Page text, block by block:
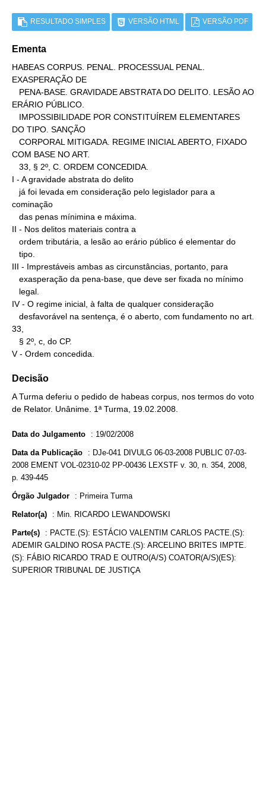
RESULTADO SIMPLES VERSÃO HTML VERSÃO PDF
Ementa
HABEAS CORPUS. PENAL. PROCESSUAL PENAL.
EXASPERAÇÃO DE
ERÁRIO PÚBLICO.
DO TIPO. SANÇÃO
COM BASE NO ART.
I - A gravidade abstrata do delito
cominação
II - Nos delitos materiais contra a
III - Imprestáveis ambas as circunstâncias, portanto, para
IV - O regime inicial, à falta de qualquer consideração
33,
V - Ordem concedida.
Decisão
A Turma deferiu o pedido de habeas corpus, nos termos do voto
de Relator. Unânime. 1ª Turma, 19.02.2008.
Data do Julgamento : 19/02/2008
Data da Publicação : DJe-041 DIVULG 06-03-2008 PUBLIC 07-03-
2008 EMENT VOL-02310-02 PP-00436 LEXSTF v. 30, n. 354, 2008,
p. 439-445
Órgão Julgador : Primeira Turma
Relator(a) : Min. RICARDO LEWANDOWSKI
Parte(s) : PACTE.(S): ESTÁCIO VALENTIM CARLOS PACTE.(S):
ADEMIR GALDINO ROSA PACTE.(S): ARCELINO BRITES IMPTE.
(S): FÁBIO RICARDO TRAD E OUTRO(A/S) COATOR(A/S)(ES):
SUPERIOR TRIBUNAL DE JUSTIÇA